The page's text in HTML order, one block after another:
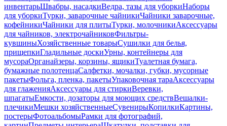
инвентарьШвабры, насадкиВедра, тазы для уборкиНаборы
для уборкиТурки, заварочные чайникиЧайники заварочные,
кофейникиЧайники для плитыТурки, молочникиАксессуары
для чайников, электрочайниковФильтры-
кувшиныХозяйственные товарыСушилки для белья,
прищепкиГладильные доскиУрны, контейнеры для
мусораОрганайзеры, корзины, ящикиТуалетная бумага,
бумажные полотенцаСалфетки, мочалки, губки, мусорные
пакетыФольга, пленка, пакетыУпаковочная тараАксессуары
для глаженияАксессуары для стиркиВеревки,
шпагатыЕмкости, дозаторы для моющих средствВешалки-
плечикиМешки хозяйственныеСувенирыКопилкиКартины,
постерыФотоальбомыРамки для фотографий,